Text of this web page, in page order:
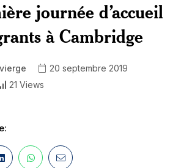
journée d’accueil
à Cambridge
20 septembre 2019
21 Views